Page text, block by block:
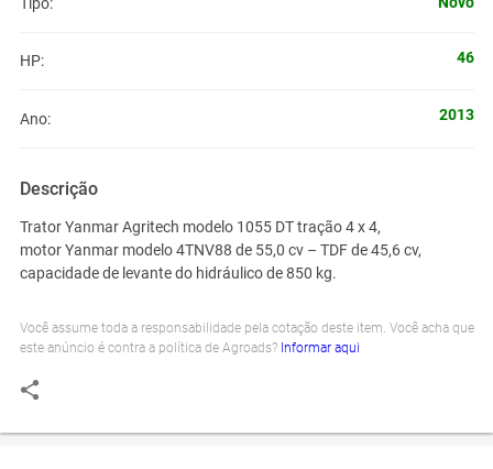
HP: 46
Ano: 2013
Descrição
Trator Yanmar Agritech modelo 1055 DT tração 4 x 4,
motor Yanmar modelo 4TNV88 de 55,0 cv – TDF de 45,6 cv,
capacidade de levante do hidráulico de 850 kg.
Você assume toda a responsabilidade pela cotação deste item. Você acha que
este anúncio é contra a política de Agroads? Informar aqui